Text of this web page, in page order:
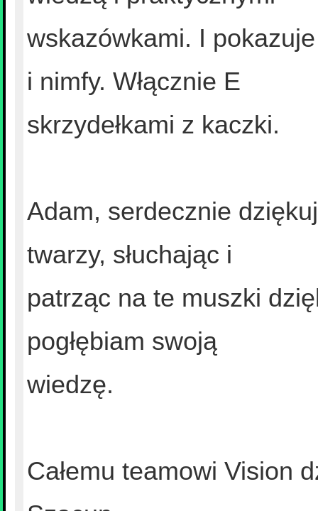
wskazówkami. I
i nimfy. Włącznie E
skrzydełkami z kaczki.
Adam, serdecznie
twarzy, słuchając i
patrząc na te muszki
pogłębiam swoją
wiedzę.
Całemu teamowi Vision